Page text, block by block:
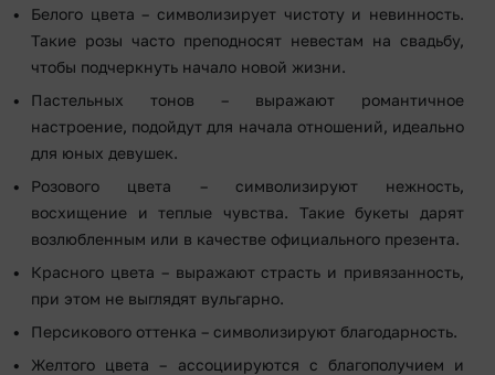
Белого цвета – символизирует чистоту и невинность.
Такие розы часто преподносят невестам на свадьбу,
чтобы подчеркнуть начало новой жизни.
Пастельных тонов – выражают романтичное
настроение, подойдут для начала отношений, идеально
для юных девушек.
Розового цвета – символизируют нежность,
восхищение и теплые чувства. Такие букеты дарят
возлюбленным или в качестве официального презента.
Красного цвета – выражают страсть и привязанность,
при этом не выглядят вульгарно.
Персикового оттенка – символизируют благодарность.
Желтого цвета – ассоциируются с благополучием и